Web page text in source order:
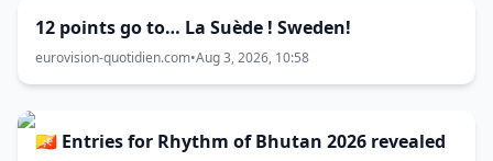
12 points go to… La Suède ! Sweden!
eurovision-quotidien.com•Aug 3, 2026, 10:58
🇧🇹 Entries for Rhythm of Bhutan 2026 revealed